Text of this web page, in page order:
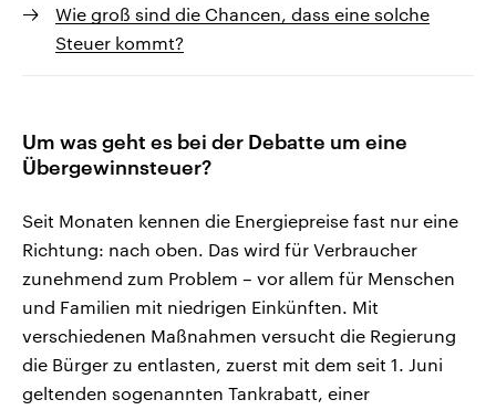
Wie groß sind die Chancen, dass eine solche
Steuer kommt?
Um was geht es bei der Debatte um eine
Übergewinnsteuer?
Seit Monaten kennen die Energiepreise fast nur eine
Richtung: nach oben. Das wird für Verbraucher
zunehmend zum Problem – vor allem für Menschen
und Familien mit niedrigen Einkünften. Mit
verschiedenen Maßnahmen versucht die Regierung
die Bürger zu entlasten, zuerst mit dem seit 1. Juni
geltenden sogenannten Tankrabatt, einer